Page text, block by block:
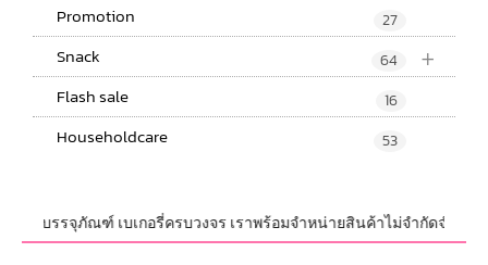
Promotion 27
+
Snack 64
Flash sale 16
Householdcare 53
ละบรรจุภัณฑ์ เบเกอรี่ครบวงจร เราพร้อมจำหน่ายสินค้าไม่จำกัดจำนว